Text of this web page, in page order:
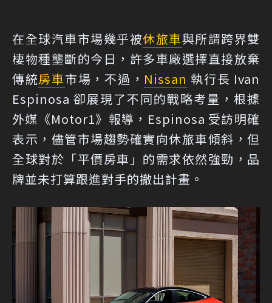
在全球汽車市場幾乎被休旅車與所謂跨界雙
棲物種壟斷的今日，許多車廠選擇直接放棄
傳統房車市場，不過， Nissan 執行長 Ivan
Espinosa 卻展現了不同的戰略考量，根據
外媒 《Motor1》 報導，Espinosa 受訪明確
表示，儘管市場趨勢確實向休旅車傾斜，但
全球對於「平價房車」的需求依然強勁，品
牌並未打算跟進對手的撤出計畫。